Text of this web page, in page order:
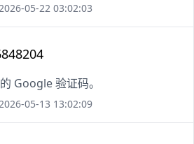
05-22 03:02:03
Google 验证码。
05-13 13:02:09